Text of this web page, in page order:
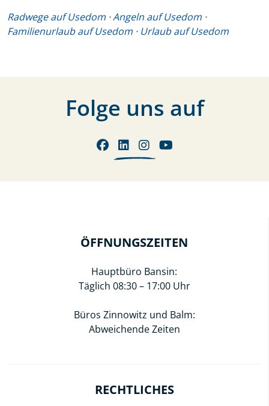
Radwege auf Usedom ·Angeln auf Usedom ·
Familienurlaub auf Usedom · Urlaub auf Usedom
Folge uns auf
ÖFFNUNGSZEITEN
Hauptbüro Bansin:
Täglich 08:30 – 17:00 Uhr
Büros Zinnowitz und Balm:
Abweichende Zeiten
RECHTLICHES